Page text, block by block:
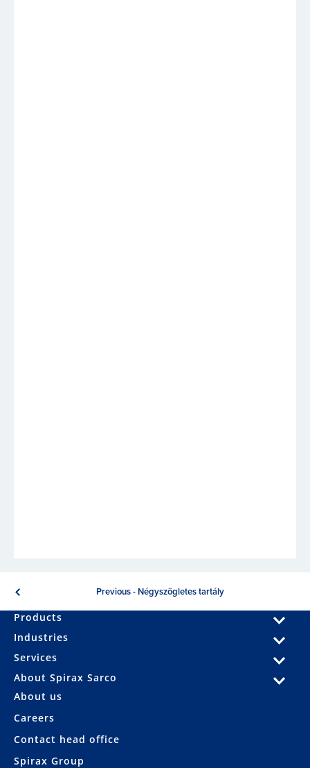
Previous - Négyszögletes tartály
Products
Industries
Services
About Spirax Sarco
About us
Careers
Contact head office
Spirax Group